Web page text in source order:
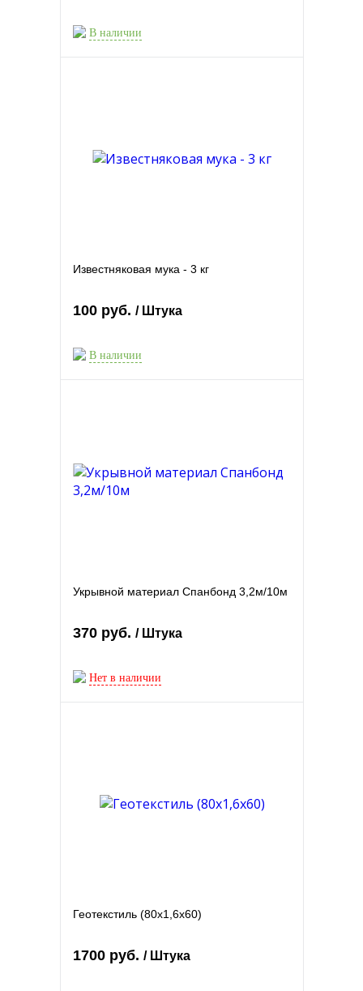
В наличии
Известняковая мука - 3 кг
100 руб. / Штука
В наличии
Укрывной материал Спанбонд 3,2м/10м
370 руб. / Штука
Нет в наличии
Геотекстиль (80x1,6x60)
1700 руб. / Штука